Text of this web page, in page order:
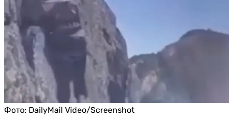
Фото: DailyMail Video/Screenshot